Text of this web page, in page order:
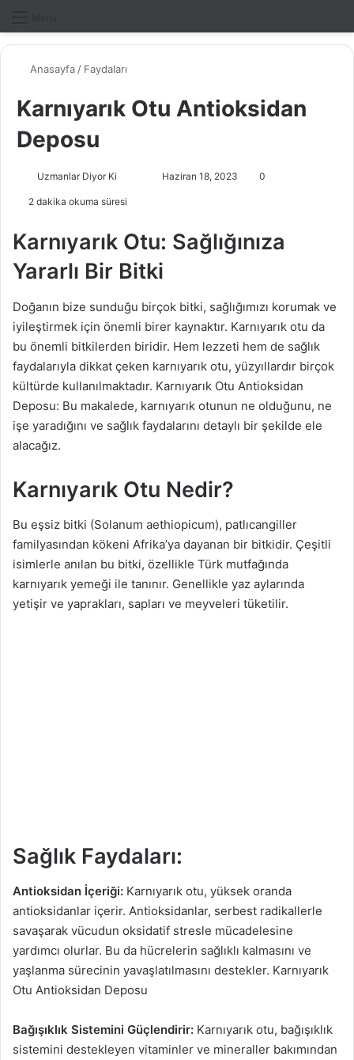
Anasayfa / Faydaları
Karnıyarık Otu Antioksidan
Deposu
Uzmanlar Diyor Ki
l
o
w
n
X
e
-
p
s
a
g
ö
n
d
m
e
Haziran 18, 2023 0
2 dakika okuma süresi
Karnıyarık Otu: Sağlığınıza
Yararlı Bir Bitki
Doğanın bize sunduğu birçok bitki, sağlığımızı korumak ve
iyileştirmek için önemli birer kaynaktır. Karnıyarık otu da
bu önemli bitkilerden biridir. Hem lezzeti hem de sağlık
faydalarıyla dikkat çeken karnıyarık otu, yüzyıllardır birçok
kültürde kullanılmaktadır. Karnıyarık Otu Antioksidan
Deposu: Bu makalede, karnıyarık otunun ne olduğunu, ne
işe yaradığını ve sağlık faydalarını detaylı bir şekilde ele
alacağız.
Karnıyarık Otu Nedir?
Bu eşsiz bitki (Solanum aethiopicum), patlıcangiller
familyasından kökeni Afrika’ya dayanan bir bitkidir. Çeşitli
isimlerle anılan bu bitki, özellikle Türk mutfağında
karnıyarık yemeği ile tanınır. Genellikle yaz aylarında
yetişir ve yaprakları, sapları ve meyveleri tüketilir.
Sağlık Faydaları:
Antioksidan İçeriği: Karnıyarık otu, yüksek oranda
antioksidanlar içerir. Antioksidanlar, serbest radikallerle
savaşarak vücudun oksidatif stresle mücadelesine
yardımcı olurlar. Bu da hücrelerin sağlıklı kalmasını ve
yaşlanma sürecinin yavaşlatılmasını destekler. Karnıyarık
Otu Antioksidan Deposu
Bağışıklık Sistemini Güçlendirir: Karnıyarık otu, bağışıklık
sistemini destekleyen vitaminler ve mineraller bakımından